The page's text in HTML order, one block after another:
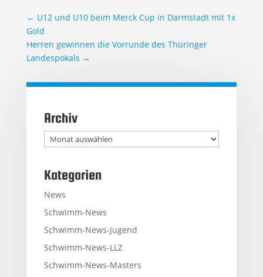
← U12 und U10 beim Merck Cup in Darmstadt mit 1x
Gold
Herren gewinnen die Vorrunde des Thüringer
Landespokals →
Archiv
Archiv
Kategorien
News
Schwimm-News
Schwimm-News-Jugend
Schwimm-News-LLZ
Schwimm-News-Masters